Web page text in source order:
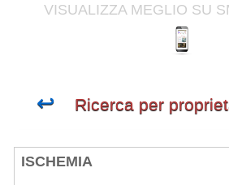
VISUALIZZA MEGLIO SU
↩ Ricerca per
ISCHEMIA